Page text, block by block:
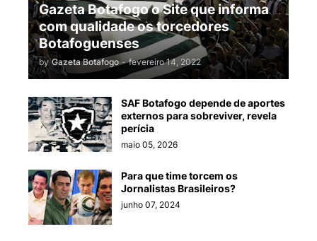
Gazeta Botafogo o Site que informa
com qualidade os torcedores
Botafoguenses
by Gazeta Botafogo - fevereiro 14, 2022
SAF Botafogo depende de aportes
externos para sobreviver, revela
perícia
maio 05, 2026
Para que time torcem os
Jornalistas Brasileiros?
junho 07, 2024